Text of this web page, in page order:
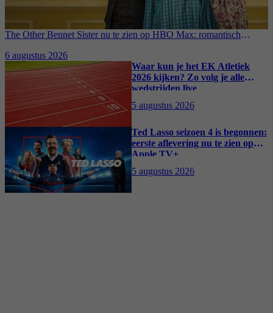
The Other Bennet Sister nu te zien op HBO Max: romantisch
6 augustus 2026
Waar kun je het EK Atletiek
2026 kijken? Zo volg je alle
wedstrijden live
5 augustus 2026
Ted Lasso seizoen 4 is begonnen:
eerste aflevering nu te zien op
Apple TV+
5 augustus 2026